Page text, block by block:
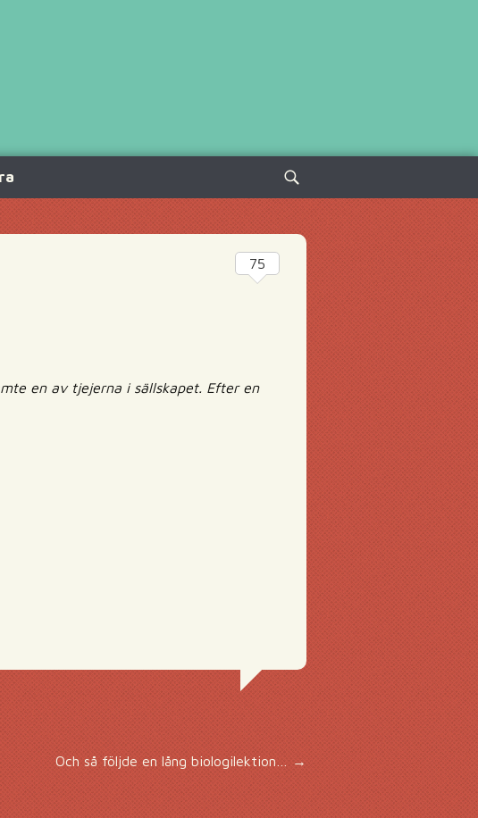
Sök
efter:
en av tjejerna i sällskapet. Efter en
75
Och så följde en lång biologilektion… →